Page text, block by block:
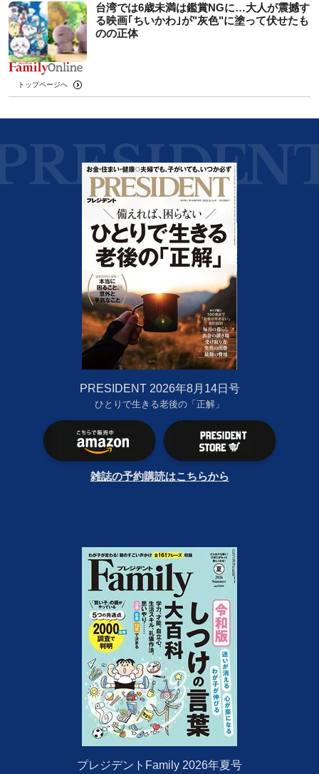
台湾では6歳未満は鑑賞NGに…大人が震撼す
る映画｢ちいかわ｣が"灰色"に塗って伏せたも
のの正体
トップページへ
PRESIDENT 2026年8月14日号
ひとりで生きる老後の「正解」
雑誌の予約購読はこちらから
プレジデントFamily 2026年夏号